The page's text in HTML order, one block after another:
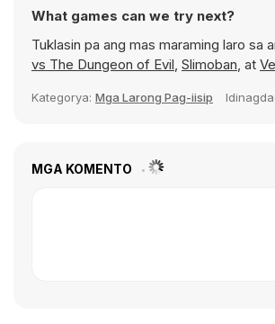
What games can we try next?
Tuklasin pa ang mas maraming laro sa
vs The Dungeon of Evil, Slimoban, at
Kategorya: Mga Larong Pag-iisip
MGA KOMENTO